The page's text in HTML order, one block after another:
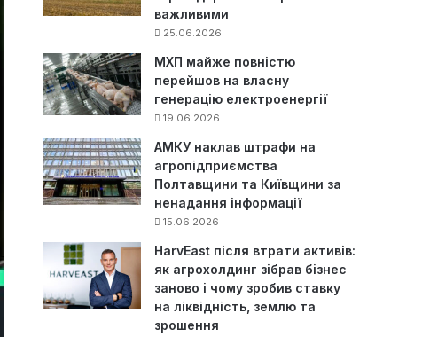
важливими
25.06.2026
МХП майже повністю
перейшов на власну
генерацію електроенергії
19.06.2026
АМКУ наклав штрафи на
агропідприємства
Полтавщини та Київщини за
ненадання інформації
15.06.2026
HarvEast після втрати активів:
як агрохолдинг зібрав бізнес
заново і чому зробив ставку
на ліквідність, землю та
зрошення